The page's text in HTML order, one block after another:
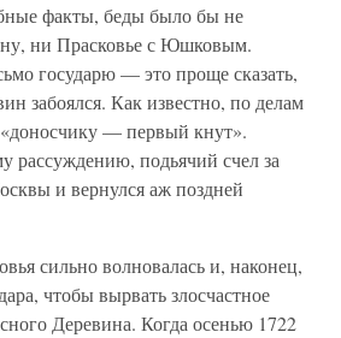
факты, беды было бы не
ни Прасковье с Юшковым.
государю — это проще сказать,
забоялся. Как известно, по делам
— первый кнут».
рассуждению, подьячий счел за
и вернулся аж поздней
сильно волновалась и, наконец,
чтобы вырвать злосчастное
Деревина. Когда осенью 1722